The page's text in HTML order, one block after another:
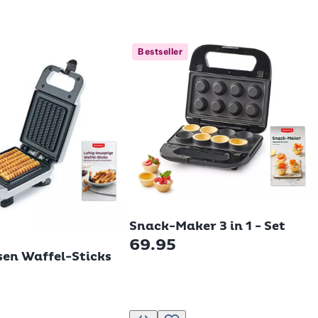
Waffel-Sticks
Bestseller
Snack-Maker 3 in 1 - Set
69.95